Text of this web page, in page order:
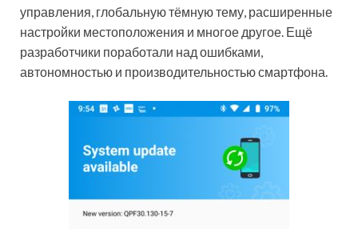
управления, глобальную тёмную тему, расширенные
настройки местоположения и многое другое. Ещё
разработчики поработали над ошибками,
автономностью и производительностью смартфона.